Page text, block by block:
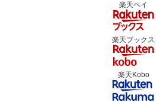
楽天ペイ
楽天ブックス
楽天Kobo